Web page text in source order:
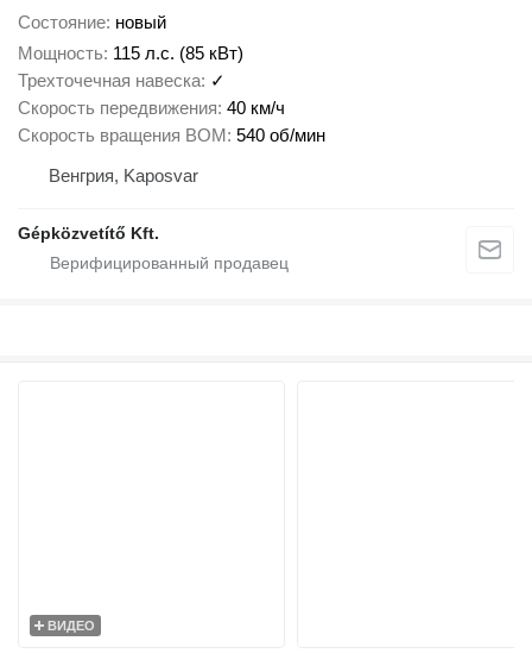
Состояние новый
Мощность 115 л.с. (85 кВт)
Трехточечная навеска ✓
Скорость передвижения 40 км/ч
Скорость вращения ВОМ 540 об/мин
Венгрия, Kaposvar
Gépközvetítő Kft.
ВИДЕО